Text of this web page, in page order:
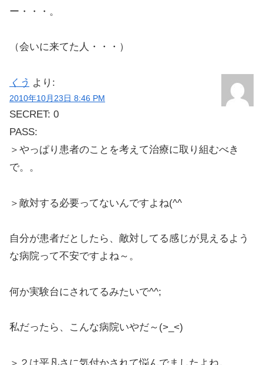
ー・・・。
（会いに来てた人・・・）
くう より:
2010年10月23日 8:46 PM
SECRET: 0
PASS:
＞やっぱり患者のことを考えて治療に取り組むべき
で。。
＞敵対する必要ってないんですよね(^^ゞ
自分が患者だとしたら、敵対してる感じが見えるよう
な病院って不安ですよね～。
何か実験台にされてるみたいで^^;
私だったら、こんな病院いやだ～(>_<)